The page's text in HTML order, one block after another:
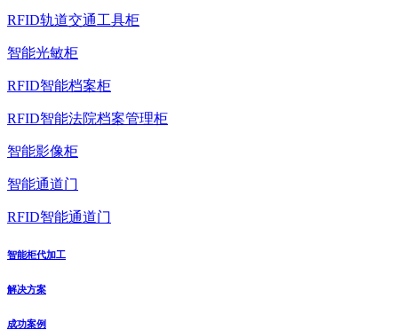
RFID轨道交通工具柜
智能光敏柜
RFID智能档案柜
RFID智能法院档案管理柜
智能影像柜
智能通道门
RFID智能通道门
智能柜代加工
解决方案
成功案例